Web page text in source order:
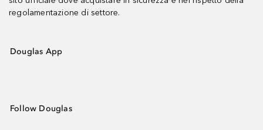
regolamentazione di settore.
Douglas App
Follow Douglas